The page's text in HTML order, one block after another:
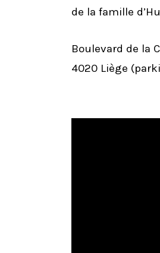
de la famille
Boulevard de la
4020 Liège